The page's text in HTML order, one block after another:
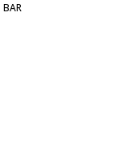
BAR